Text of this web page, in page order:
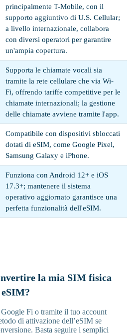
principalmente T-Mobile, con il
supporto aggiuntivo di U.S. Cellular;
a livello internazionale, collabora
con diversi operatori per garantire
un'ampia copertura.
Supporta le chiamate vocali sia
tramite la rete cellulare che via Wi-
Fi, offrendo tariffe competitive per le
chiamate internazionali; la gestione
delle chiamate avviene tramite l'app.
Compatibile con dispositivi sbloccati
dotati di eSIM, come Google Pixel,
Samsung Galaxy e iPhone.
Funziona con Android 12+ e iOS
17.3+; mantenere il sistema
operativo aggiornato garantisce una
perfetta funzionalità dell'eSIM.
la mia SIM fisica
Fi o tramite il tuo account
di attivazione dell’eSIM se
Basta seguire i semplici